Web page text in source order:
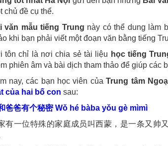
chủ đề cụ thể.
văn mẫu tiếng Trung này có thể dung làm
khi bạn phải viết một đoạn văn bằng tiếng
tôn chỉ là nơi chia sẻ tài liệu học tiếng
phiên âm và bài dịch tham thảo để giúp các
nay, các bạn học viên củaTrung tâm
của hai bố con sau:
爸爸有个秘密Wǒ hé bàba yǒu gè mìmì
有一位特殊的家庭成员叫西蒙，是一条又帅